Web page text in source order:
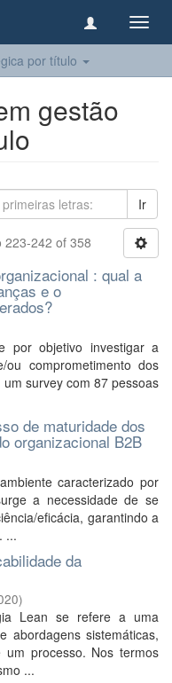
por título
gestão
Ir
223-242 of 358
: qual a
e o
por objetivo investigar a
comprometimento dos
survey com 87 pessoas
de maturidade dos
organizacional B2B
caracterizado por
a necessidade de se
eficácia, garantindo a
...
da
)
Lean se refere a uma
abordagens sistemáticas,
processo. Nos termos
...